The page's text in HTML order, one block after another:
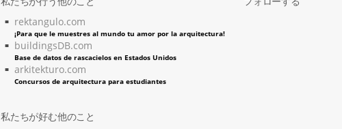
rektangulo.com
¡Para que le muestres al mundo tu amor por la arquitectura!
buildingsDB.com
Base de datos de rascacielos en Estados Unidos
arkitekturo.com
Concursos de arquitectura para estudiantes
私たちが好む他のこと